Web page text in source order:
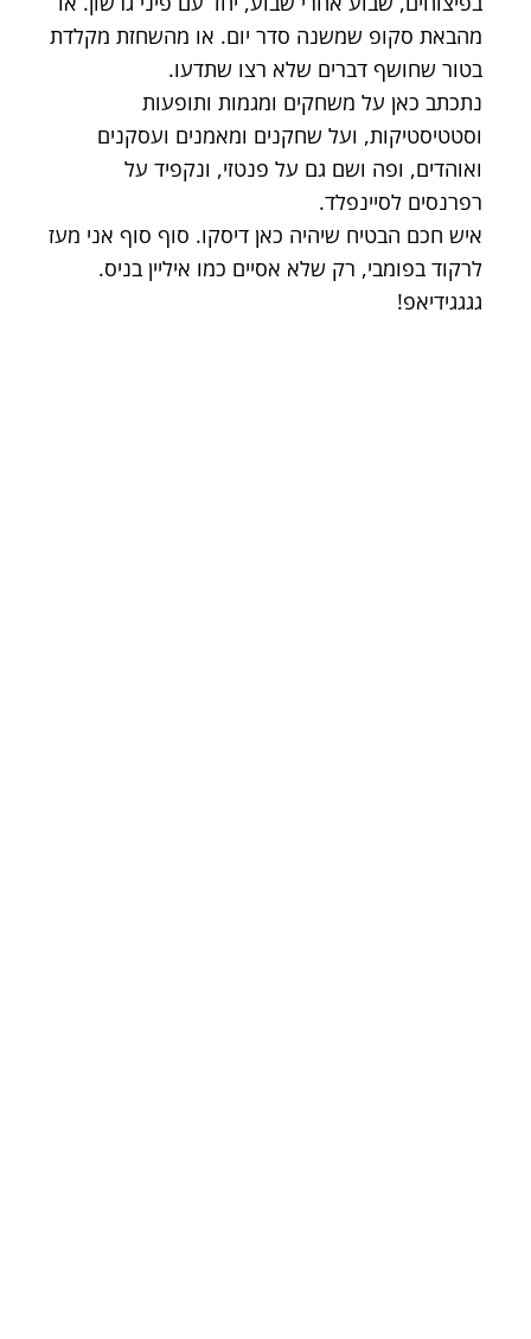
מהבאת סקופ שמשנה סדר יום. או מהשחזת מקלדת
בטור שחושף דברים שלא רצו שתדעו.
נתכתב כאן על משחקים ומגמות ותופעות
וסטטיסטיקות, ועל שחקנים ומאמנים ועסקנים
ואוהדים, ופה ושם גם על פנטזי, ונקפיד על
רפרנסים לסיינפלד.
איש חכם הבטיח שיהיה כאן דיסקו. סוף סוף אני מעז
לרקוד בפומבי, רק שלא אסיים כמו איליין בניס.
גגגגידיאפ!